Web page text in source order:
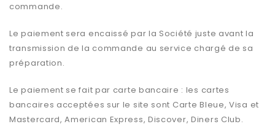
commande.
Le paiement sera encaissé par la Société juste avant la
transmission de la commande au service chargé de sa
préparation.
Le paiement se fait par carte bancaire : les cartes
bancaires acceptées sur le site sont Carte Bleue, Visa et
Mastercard, American Express, Discover, Diners Club.